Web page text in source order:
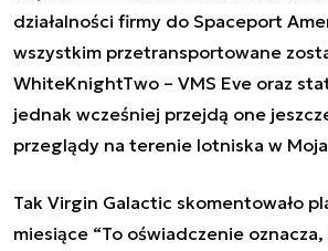
działalności firmy do Spaceport
wszystkim przetransportowane
WhiteKnightTwo – VMS Eve oraz
jednak wcześniej przejdą one
przeglądy na terenie lotniska w
Tak Virgin Galactic skomentowało
miesiące “To oświadczenie oznacza,